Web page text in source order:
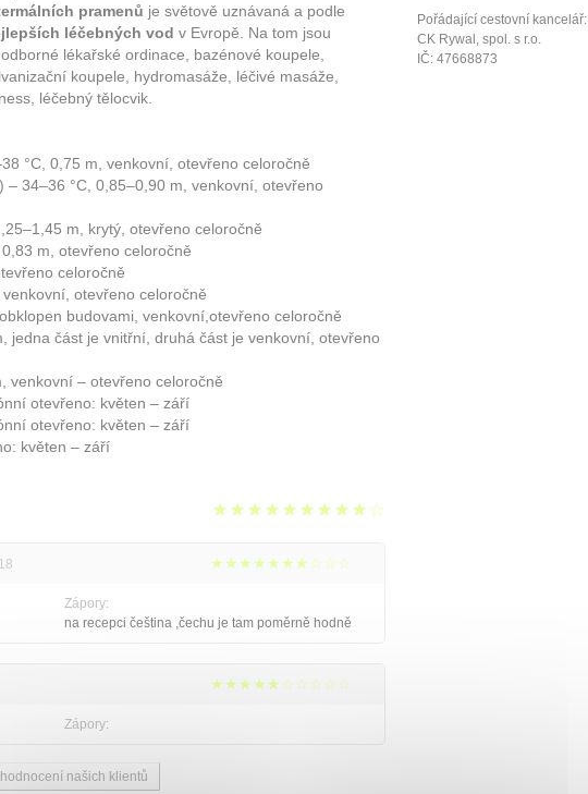
pramenů je světově uznávaná a podle
léčebných vod v Evropě. Na tom jsou
lékařské ordinace, bazénové koupele,
koupele, hydromasáže, léčivé masáže,
léčebný tělocvik.
°C, 0,75 m, venkovní, otevřeno celoročně
34–36 °C, 0,85–0,90 m, venkovní, otevřeno
m, krytý, otevřeno celoročně
m, otevřeno celoročně
celoročně
otevřeno celoročně
budovami, venkovní,otevřeno celoročně
jedna část je vnitřní, druhá část je venkovní, otevřeno
venkovní – otevřeno celoročně
otevřeno: květen – září
otevřeno: květen – září
květen – září
★★★★★★★★★☆
★★★★★★★☆☆☆
Zápory:
na recepci čeština ,čechu je tam poměrně hodně
★★★★★☆☆☆☆☆
Zápory:
našich klientů
Pořádající cestovní kancelář:
CK Rywal, spol. s r.o.
IČ: 47668873